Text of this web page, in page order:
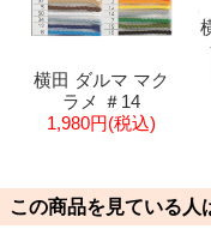
横田 ダルマ マク
ラメ ＃14
1,980円(税込)
この商品を見ている人